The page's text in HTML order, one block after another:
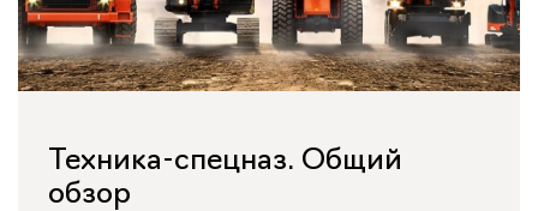
Техника-спецназ. Общий
обзор